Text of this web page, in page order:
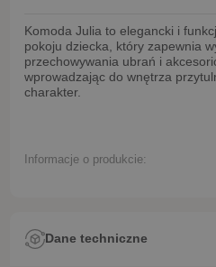
Komoda Julia to elegancki i
pokoju dziecka, który zapewnia
przechowywania ubrań i
wprowadzając do wnętrza
charakter.
Informacje o produkcie:
Dane techniczne